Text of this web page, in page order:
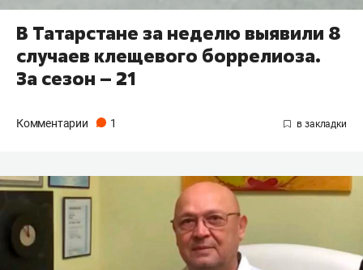
В Татарстане за неделю выявили 8
случаев клещевого боррелиоза.
За сезон – 21
Комментарии 1